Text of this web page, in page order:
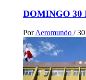
DOMINGO 30
Por Aeromundo /